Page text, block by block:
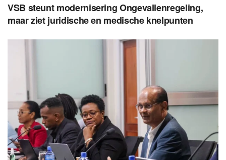
VSB steunt modernisering Ongevallenregeling,
maar ziet juridische en medische knelpunten